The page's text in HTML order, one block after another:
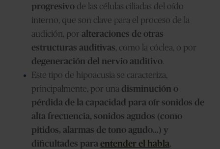
progresivo de las células ciliadas del oído
interno, que son clave para el proceso de la
audición, por alteraciones de otras
estructuras auditivas, como la cóclea, o por
degeneración del nervio auditivo.
Este tipo de hipoacusia se caracteriza,
principalmente, por una disminución o
pérdida de la capacidad para oír sonidos de
alta frecuencia, sonidos agudos (como
pitidos, alarmas de tono agudo…) y
dificultades para entender el habla,